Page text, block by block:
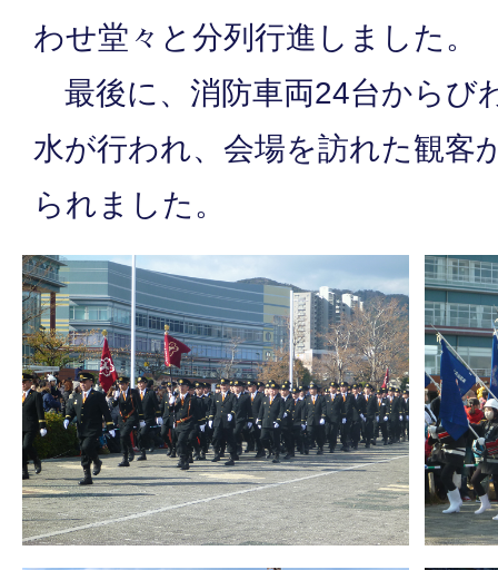
わせ堂々と分列行進しました。
最後に、消防車両24台からび
水が行われ、会場を訪れた観客
られました。